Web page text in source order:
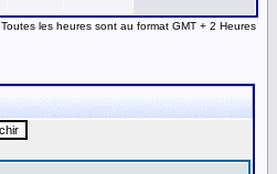
Toutes les heures sont au format GMT + 2 Heures